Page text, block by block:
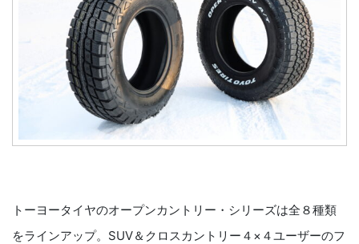
トーヨータイヤのオープンカントリー・シリーズは全８種類
をラインアップ。SUV＆クロスカントリー４×４ユーザーのフ